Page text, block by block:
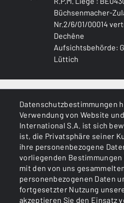
Datenschutzbestimmungen
Verwendung von Website
International S.A. ist sich
ist, die Privatsphäre seiner
ihre personenbezogene
vorliegenden
mit den von uns
personenbezogenen Daten
fortgesetzter Nutzung
akzeptieren Sie den Einsatz
Büchsenmacher-
Nr.2/6/01/00014
Dechêne
Aufsichtsbehörde:
Lüttich